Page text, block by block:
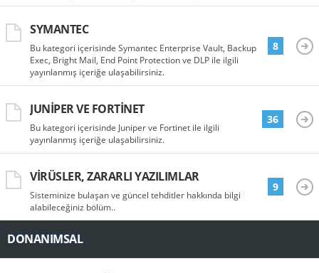
SYMANTEC
Bu kategori içerisinde Symantec Enterprise Vault, Backup
Exec, Bright Mail, End Point Protection ve DLP ile ilgili
yayınlanmış içeriğe ulaşabilirsiniz.
8
JUNIPER VE FORTINET
Bu kategori içerisinde Juniper ve Fortinet ile ilgili
yayınlanmış içeriğe ulaşabilirsiniz.
36
VIRÜSLER, ZARARLI YAZILIMLAR
Sisteminize bulaşan ve güncel tehditler hakkında bilgi
alabileceğiniz bölüm..
9
DONANIMSAL